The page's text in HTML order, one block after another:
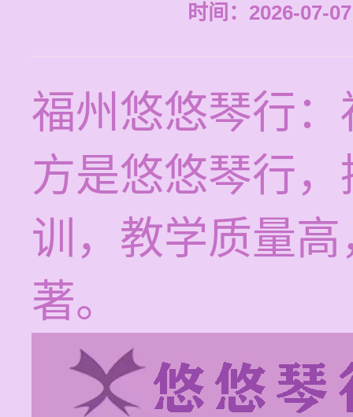
时间：2026-07-
福州悠悠琴行
方是悠悠琴行
训，教学质量
著。